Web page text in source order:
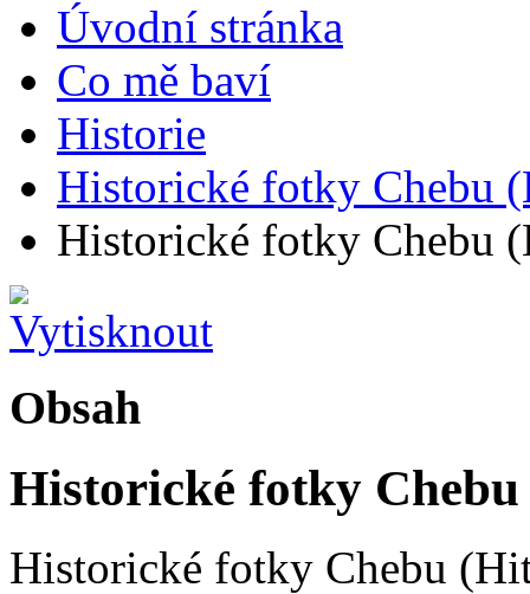
Úvodní stránka
Co mě baví
Historie
Historické fotky Chebu
Historické fotky Chebu
Obsah
Historické fotky
Historické fotky Chebu